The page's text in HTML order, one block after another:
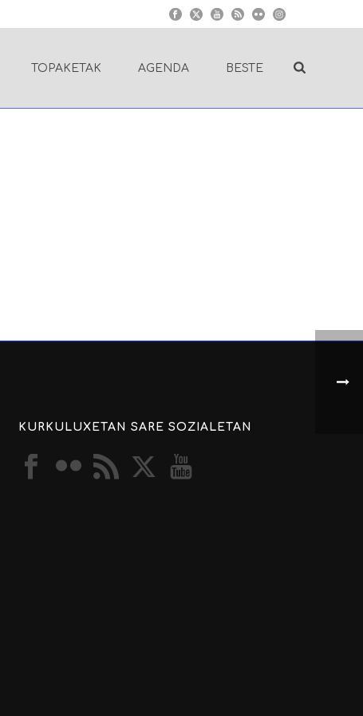
TOPAKETAK AGENDA BESTE
KURKULUXETAN SARE SOZIALETAN